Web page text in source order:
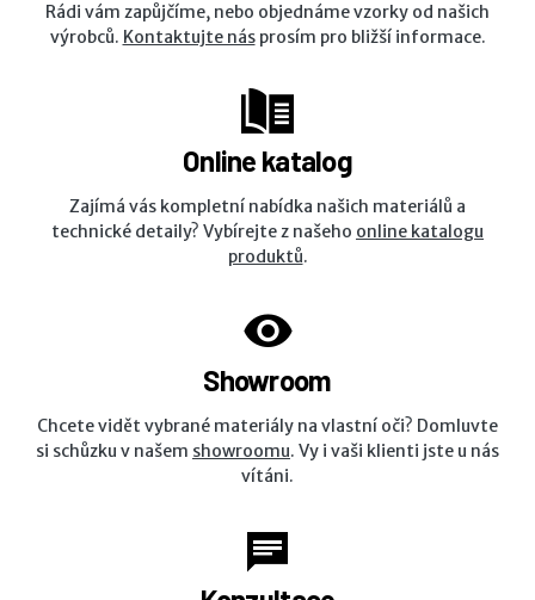
Rádi vám zapůjčíme, nebo objednáme vzorky od našich
výrobců. Kontaktujte násprosím pro bližší informace.
Online katalog
Zajímá vás kompletní nabídka našich materiálů a
technické detaily? Vybírejte z našeho online katalogu
produktů.
Showroom
Chcete vidět vybrané materiály na vlastní oči? Domluvte
si schůzku v našem showroomu. Vy i vaši klienti jste u nás
vítáni.